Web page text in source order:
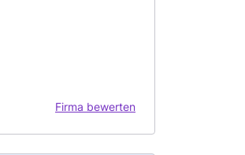
Firma bewerten